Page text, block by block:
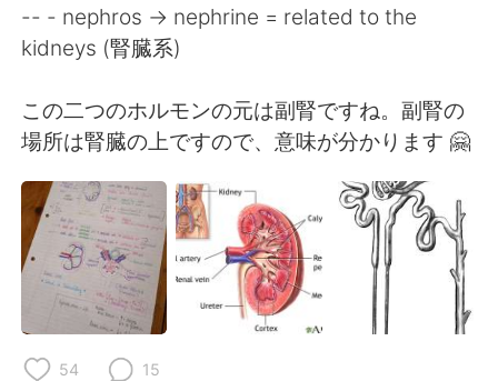
-- - nephros → nephrine = related to the
kidneys (腎臓系)
この二つのホルモンの元は副腎ですね。副腎の
場所は腎臓の上ですので、意味が分かります 🤗
54 15